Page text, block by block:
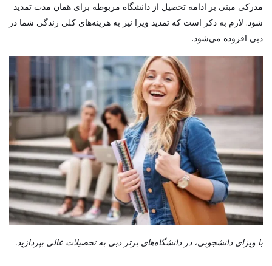
مدرکی مبنی بر ادامه تحصیل از دانشگاه مربوطه برای همان مدت تمدید
شود. لازم به ذکر است که تمدید ویزا نیز به هزینه‌های کلی زندگی شما در
دبی افزوده می‌شود.
با ویزای دانشجویی، در دانشگاه‌های برتر دبی به تحصیلات عالی بپردازید.